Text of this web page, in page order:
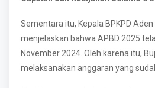
Sementara itu, Kepala BPKPD
menjelaskan bahwa APBD 2025
November 2024. Oleh karena itu,
melaksanakan anggaran yang